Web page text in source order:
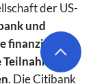
der US-
und
finanziellen
am
. Die Citibank